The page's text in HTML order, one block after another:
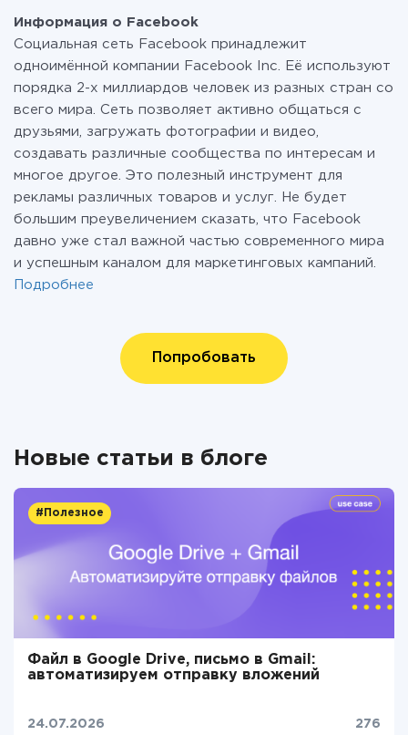
Информация о Facebook
Социальная сеть Facebook принадлежит
одноимённой компании Facebook Inc. Её используют
порядка 2-х миллиардов человек из разных стран со
всего мира. Сеть позволяет активно общаться с
друзьями, загружать фотографии и видео,
создавать различные сообщества по интересам и
многое другое. Это полезный инструмент для
рекламы различных товаров и услуг. Не будет
большим преувеличением сказать, что Facebook
давно уже стал важной частью современного мира
и успешным каналом для маркетинговых кампаний.
Подробнее
Попробовать
Новые статьи в блоге
#Полезное
Файл в Google Drive, письмо в Gmail:
автоматизируем отправку вложений
24.07.2026 276